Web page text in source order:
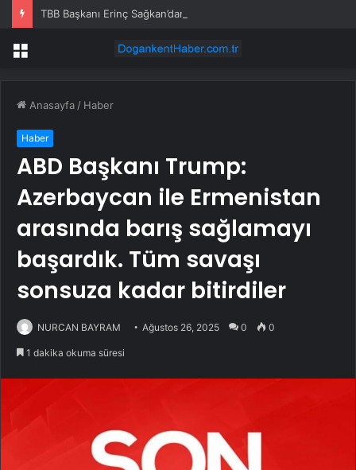
TBB Başkanı Erinç Sağkan’dan Özgür Özel’e ziyaret
Menü
Anasayfa / Haber
Haber
ABD Başkanı Trump:
Azerbaycan ile Ermenistan
arasında barış sağlamayı
başardık. Tüm savaşı
sonsuza kadar bitirdiler
NURCAN BAYRAM Ağustos 26, 2025 0 0
1 dakika okuma süresi